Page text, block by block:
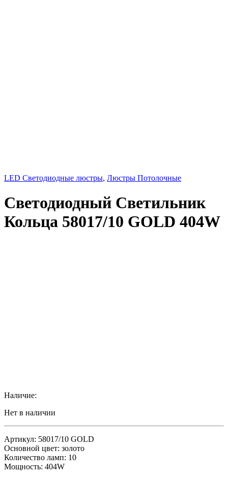
LED Светодиодные люстры, Люстры Потолочные
Светодиодный Светильник
Кольца 58017/10 GOLD 404W
Наличие:
Нет в наличии
Артикул: 58017/10 GOLD
Основной цвет: золото
Количество ламп: 10
Мощность: 404W